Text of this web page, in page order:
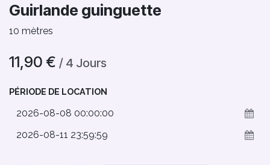
Guirlande guinguette
10 mètres
11,90 € / 4 Jours
PÉRIODE DE LOCATION